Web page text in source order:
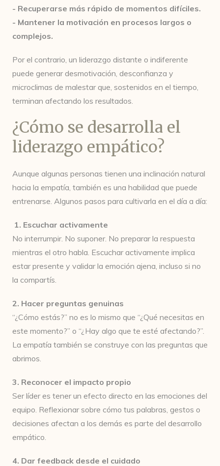
- Recuperarse más rápido de momentos difíciles.
- Mantener la motivación en procesos largos o
complejos.
Por el contrario, un liderazgo distante o indiferente
puede generar desmotivación, desconfianza y
microclimas de malestar que, sostenidos en el tiempo,
terminan afectando los resultados.
¿Cómo se desarrolla el
liderazgo empático?
Aunque algunas personas tienen una inclinación natural
hacia la empatía, también es una habilidad que puede
entrenarse. Algunos pasos para cultivarla en el día a día:
1. Escuchar activamente
No interrumpir. No suponer. No preparar la respuesta
mientras el otro habla. Escuchar activamente implica
estar presente y validar la emoción ajena, incluso si no
la compartís.
2. Hacer preguntas genuinas
“¿Cómo estás?” no es lo mismo que “¿Qué necesitas en
este momento?” o “¿Hay algo que te esté afectando?”.
La empatía también se construye con las preguntas que
abrimos.
3. Reconocer el impacto propio
Ser líder es tener un efecto directo en las emociones del
equipo. Reflexionar sobre cómo tus palabras, gestos o
decisiones afectan a los demás es parte del desarrollo
empático.
4. Dar feedback desde el cuidado